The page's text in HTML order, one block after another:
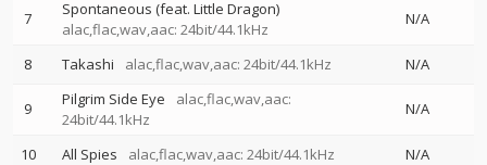
7
Spontaneous (feat. Little Dragon)
alac,flac,wav,aac: 24bit/44.1kHz
N/A
8 Takashi alac,flac,wav,aac: 24bit/44.1kHz N/A
9 Pilgrim Side Eye
alac,flac,wav,aac:
24bit/44.1kHz
N/A
10 All Spies alac,flac,wav,aac: 24bit/44.1kHz N/A